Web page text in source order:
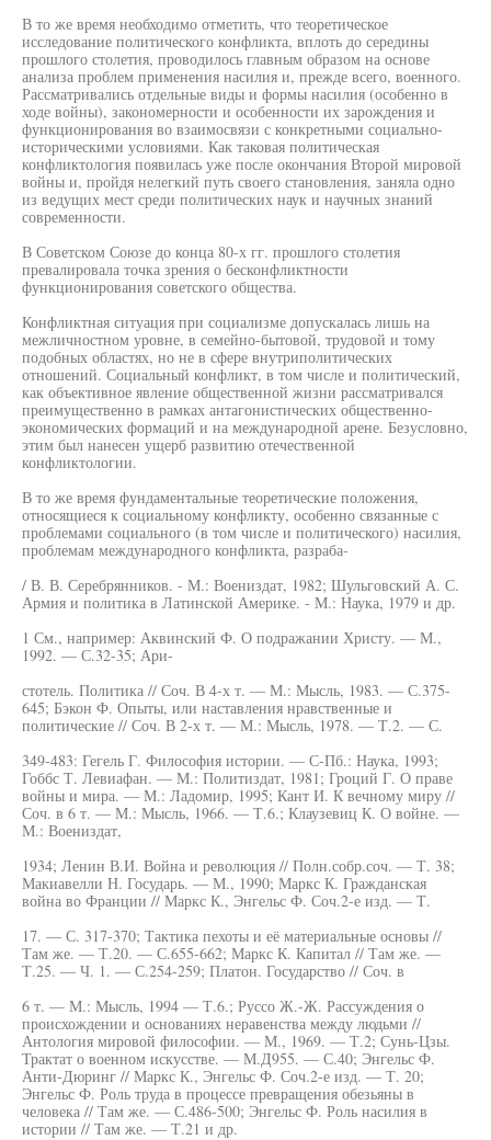
В то же время необходимо отметить, что теоретическое
исследование политического конфликта, вплоть до середины
прошлого столетия, проводилось главным образом на основе
анализа проблем применения насилия и, прежде всего, военного.
Рассматривались отдельные виды и формы насилия (особенно в
ходе войны), закономерности и особенности их зарождения и
функционирования во взаимосвязи с конкретными социально-
историческими условиями. Как таковая политическая
конфликтология появилась уже после окончания Второй мировой
войны и, пройдя нелегкий путь своего становления, заняла одно
из ведущих мест среди политических наук и научных знаний
современности.
В Советском Союзе до конца 80-х гг. прошлого столетия
превалировала точка зрения о бесконфликтности
функционирования советского общества.
Конфликтная ситуация при социализме допускалась лишь на
межличностном уровне, в семейно-бытовой, трудовой и тому
подобных областях, но не в сфере внутриполитических
отношений. Социальный конфликт, в том числе и политический,
как объективное явление общественной жизни рассматривался
преимущественно в рамках антагонистических общественно-
экономических формаций и на международной арене. Безусловно,
этим был нанесен ущерб развитию отечественной
конфликтологии.
В то же время фундаментальные теоретические положения,
относящиеся к социальному конфликту, особенно связанные с
проблемами социального (в том числе и политического) насилия,
проблемам международного конфликта, разраба-
/ В. В. Серебрянников. - М.: Воениздат, 1982; Шульговский А. С.
Армия и политика в Латинской Америке. - М.: Наука, 1979 и др.
1 См., например: Аквинский Ф. О подражании Христу. — М.,
1992. — С.32-35; Ари-
стотель. Политика // Соч. В 4-х т. — М.: Мысль, 1983. — С.375-
645; Бэкон Ф. Опыты, или наставления нравственные и
политические // Соч. В 2-х т. — М.: Мысль, 1978. — Т.2. — С.
349-483: Гегель Г. Философия истории. — С-Пб.: Наука, 1993;
Гоббс Т. Левиафан. — М.: Политиздат, 1981; Гроций Г. О праве
войны и мира. — М.: Ладомир, 1995; Кант И. К вечному миру //
Соч. в 6 т. — М.: Мысль, 1966. — Т.6.; Клаузевиц К. О войне. —
М.: Воениздат,
1934; Ленин В.И. Война и революция // Полн.собр.соч. — Т. 38;
Макиавелли Н. Государь. — М., 1990; Маркс К. Гражданская
война во Франции // Маркс К., Энгельс Ф. Соч.2-е изд. — Т.
17. — С. 317-370; Тактика пехоты и её материальные основы //
Там же. — Т.20. — С.655-662; Маркс К. Капитал // Там же. —
Т.25. — Ч. 1. — С.254-259; Платон. Государство // Соч. в
6 т. — М.: Мысль, 1994 — Т.6.; Руссо Ж.-Ж. Рассуждения о
происхождении и основаниях неравенства между людьми //
Антология мировой философии. — М., 1969. — Т.2; Сунь-Цзы.
Трактат о военном искусстве. — М.Д955. — С.40; Энгельс Ф.
Анти-Дюринг // Маркс К., Энгельс Ф. Соч.2-е изд. — Т. 20;
Энгельс Ф. Роль труда в процессе превращения обезьяны в
человека // Там же. — С.486-500; Энгельс Ф. Роль насилия в
истории // Там же. — Т.21 и др.